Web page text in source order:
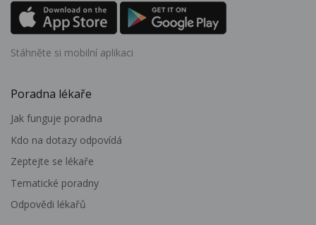
Stáhněte si mobilní aplikaci
Poradna lékaře
Jak funguje poradna
Kdo na dotazy odpovídá
Zeptejte se lékaře
Tematické poradny
Odpovědi lékařů